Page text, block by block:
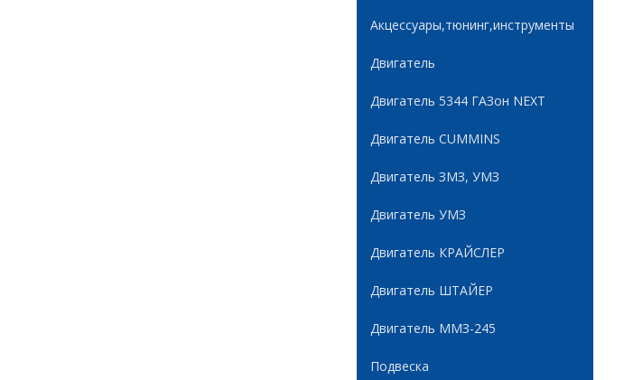
Акцессуары,тюнинг,инструменты
Двигатель
Двигатель 5344 ГАЗон NEXT
Двигатель CUMMINS
Двигатель ЗМЗ, УМЗ
Двигатель УМЗ
Двигатель КРАЙСЛЕР
Двигатель ШТАЙЕР
Двигатель ММЗ-245
Подвеска